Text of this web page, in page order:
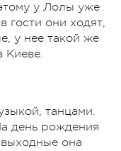
у Лолы уже
гости они ходят,
у нее такой же
Киеве.
танцами.
день рождения
она